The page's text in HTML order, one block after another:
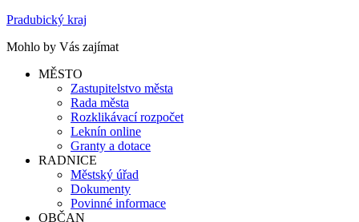
Pradubický kraj
Mohlo by Vás zajímat
MĚSTO
Zastupitelstvo města
Rada města
Rozklikávací rozpočet
Leknín online
Granty a dotace
RADNICE
Městský úřad
Dokumenty
Povinné informace
OBČAN